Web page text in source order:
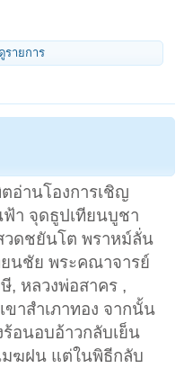
ดูรายการ
อ่านโองการเชิญ
า จุดธูปเทียนบูชา
วดชยันโต พราหม์ลั่น
นชัย พระคณาจารย์
, หลวงพ่อสาคร ,
าสำเภาทอง จากนั้น
ร้อนอบอ้าวกลับเย็น
มฆฝน แต่ในพิธีกลับ